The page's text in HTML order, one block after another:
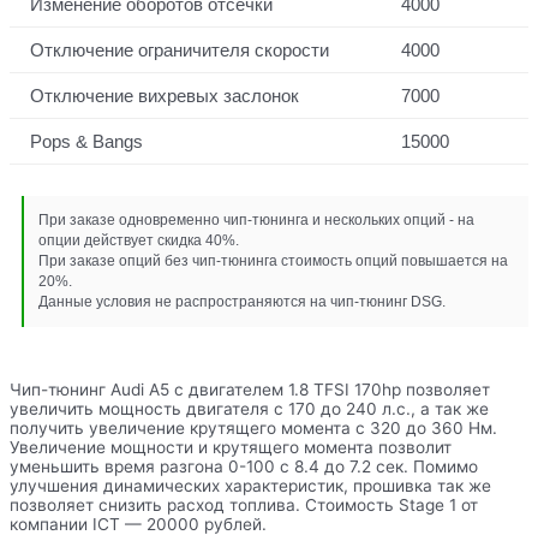
Изменение оборотов отсечки 4000
Отключение ограничителя скорости 4000
Отключение вихревых заслонок 7000
Pops & Bangs 15000
При заказе одновременно чип-тюнинга и нескольких опций - на
опции действует скидка 40%.
При заказе опций без чип-тюнинга стоимость опций повышается на
20%.
Данные условия не распространяются на чип-тюнинг DSG.
Чип-тюнинг Audi A5 с двигателем 1.8 TFSI 170hp позволяет
увеличить мощность двигателя с 170 до 240 л.с., а так же
получить увеличение крутящего момента с 320 до 360 Нм.
Увеличение мощности и крутящего момента позволит
уменьшить время разгона 0-100 с 8.4 до 7.2 сек. Помимо
улучшения динамических характеристик, прошивка так же
позволяет снизить расход топлива. Стоимость Stage 1 от
компании ICT — 20000 рублей.